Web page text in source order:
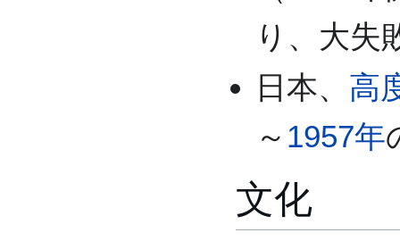
り、大失
日本、 高
～ 1957年
文化